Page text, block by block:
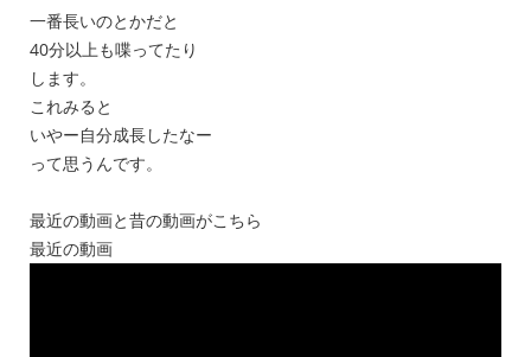
一番長いのとかだと
40分以上も喋ってたり
します。
これみると
いやー自分成長したなー
って思うんです。
最近の動画と昔の動画がこちら
最近の動画